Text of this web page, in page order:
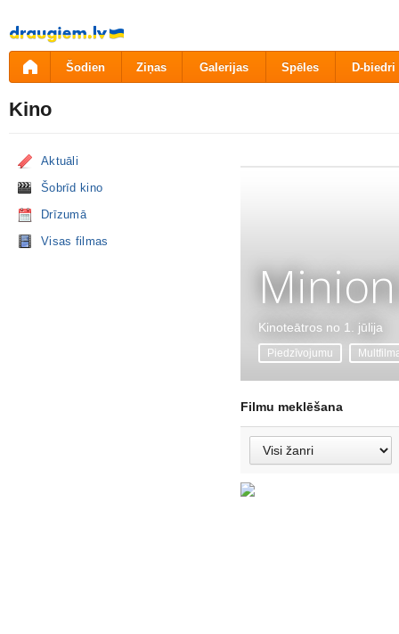
Pāriet
uz
saturu
Šodien Ziņas Galerijas Spēles D-biedri
Kino
Aktuāli
Šobrīd kino
Drīzumā
Visas filmas
Kinoteātros no 1. jūlija
Piedzīvojumu
Filmu meklēšana